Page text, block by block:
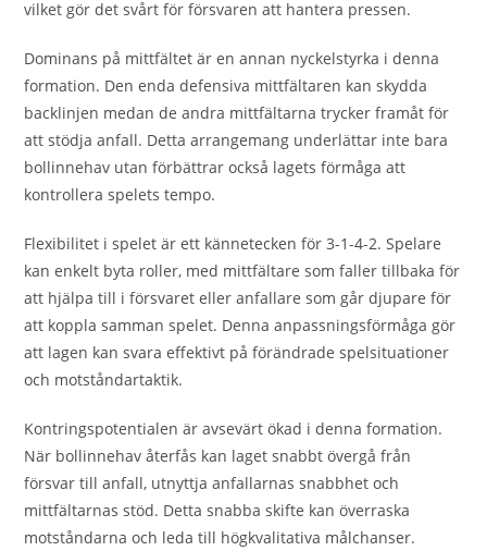
vilket gör det svårt för försvaren att hantera pressen.
Dominans på mittfältet är en annan nyckelstyrka i denna
formation. Den enda defensiva mittfältaren kan skydda
backlinjen medan de andra mittfältarna trycker framåt för
att stödja anfall. Detta arrangemang underlättar inte bara
bollinnehav utan förbättrar också lagets förmåga att
kontrollera spelets tempo.
Flexibilitet i spelet är ett kännetecken för 3-1-4-2. Spelare
kan enkelt byta roller, med mittfältare som faller tillbaka för
att hjälpa till i försvaret eller anfallare som går djupare för
att koppla samman spelet. Denna anpassningsförmåga gör
att lagen kan svara effektivt på förändrade spelsituationer
och motståndartaktik.
Kontringspotentialen är avsevärt ökad i denna formation.
När bollinnehav återfås kan laget snabbt övergå från
försvar till anfall, utnyttja anfallarnas snabbhet och
mittfältarnas stöd. Detta snabba skifte kan överraska
motståndarna och leda till högkvalitativa målchanser.